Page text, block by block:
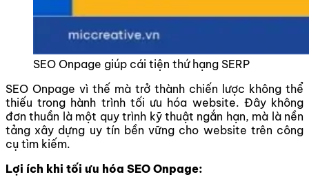
SEO Onpage giúp cái tiện thứ hạng SERP
SEO Onpage vì thế mà trở thành chiến lược không thể
thiếu trong hành trình tối ưu hóa website. Đây không
đơn thuần là một quy trình kỹ thuật ngắn hạn, mà là nền
tảng xây dựng uy tín bền vững cho website trên công
cụ tìm kiếm.
Lợi ích khi tối ưu hóa SEO Onpage: